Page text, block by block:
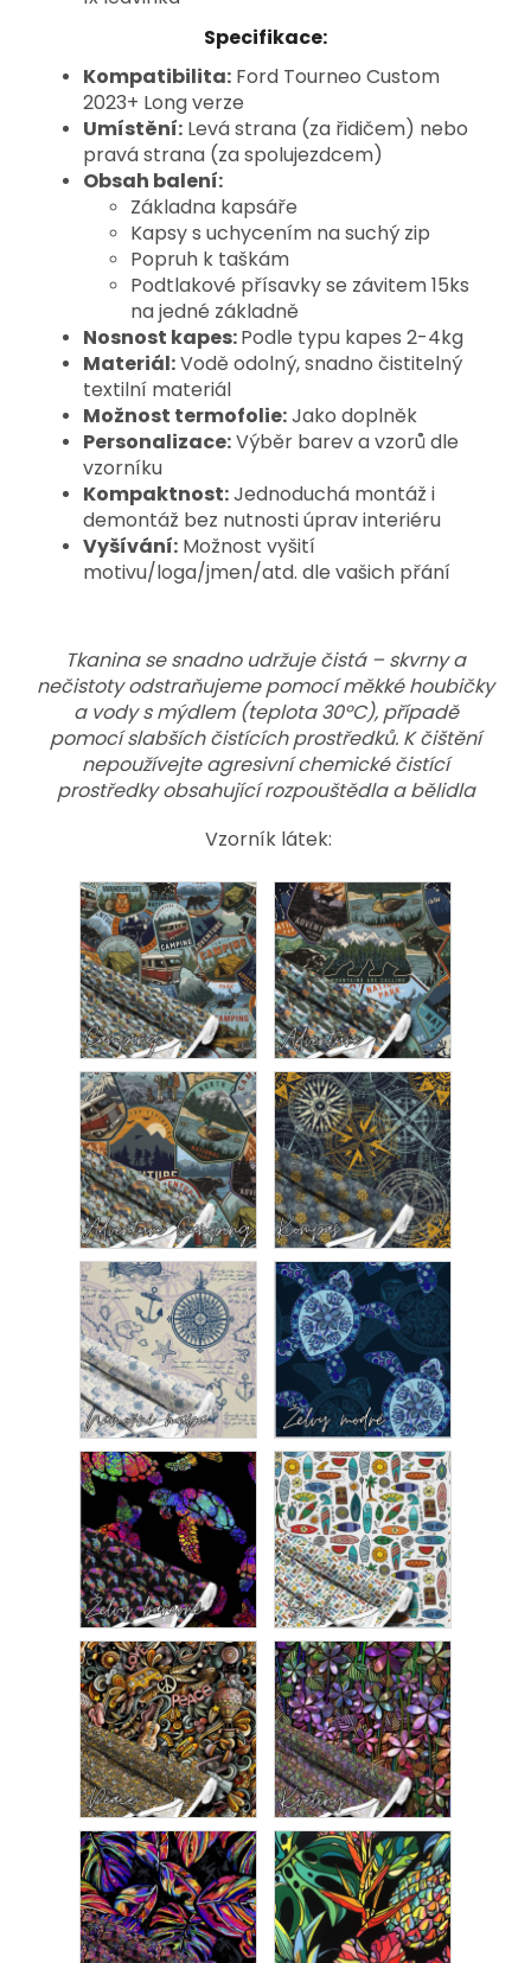
Specifikace:
Kompatibilita: Ford Tourneo Custom
2023+ Long verze
Umístění: Levá strana (za řidičem) nebo
pravá strana (za spolujezdcem)
Obsah balení:
Základna kapsáře
Kapsy s uchycením na suchý zip
Popruh k taškám
Podtlakové přísavky se závitem 15ks
na jedné základně
Nosnost kapes:Podle typu kapes 2-4kg
Materiál:Vodě odolný, snadno čistitelný
textilní materiál
Možnost termofolie:Jako doplněk
Personalizace:Výběr barev a vzorů dle
vzorníku
Kompaktnost:Jednoduchá montáž i
demontáž bez nutnosti úprav interiéru
Vyšívání: Možnost vyšití
motivu/loga/jmen/atd. dle vašich přání
Tkanina se snadno udržuje čistá – skvrny a
nečistoty odstraňujeme pomocí měkké houbičky
a vody s mýdlem (teplota 30ºC), případě
pomocí slabších čistících prostředků. K čištění
nepoužívejte agresivní chemické čistící
prostředky obsahující rozpouštědla a bělidla
Vzorník látek: